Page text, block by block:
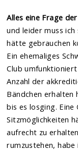
Alles eine Frage
und leider muss
hätte gebrauchen
Ein ehemaliges
Club
Anzahl der
Bändchen erhalten
bis es losging.
Sitzmöglichkeiten
aufrecht zu
rumzustehen,